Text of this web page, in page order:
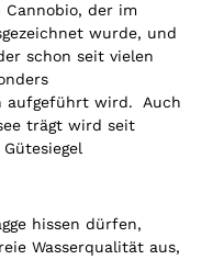
Cannobio, der im
wurde, und
schon seit vielen
aufgeführt wird. Auch
trägt wird seit
hissen dürfen,
Wasserqualität aus,